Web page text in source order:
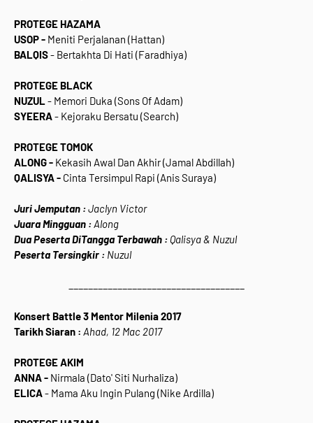
PROTEGE HAZAMA
USOP - Meniti Perjalanan (Hattan)
BALQIS- Bertakhta Di Hati (Faradhiya)
PROTEGE BLACK
NUZUL- Memori Duka (Sons Of Adam)
SYEERA- Kejoraku Bersatu (Search)
PROTEGE TOMOK
ALONG - Kekasih Awal Dan Akhir (Jamal Abdillah)
QALISYA - Cinta Tersimpul Rapi (Anis Suraya)
Juri Jemputan :Jaclyn Victor
Juara Mingguan :Along
Dua Peserta DiTangga Terbawah : Qalisya & Nuzul
Peserta Tersingkir : Nuzul
Konsert Battle 3 Mentor Milenia 2017
Tarikh Siaran : Ahad, 12 Mac 2017
PROTEGE AKIM
ANNA - Nirmala (Dato' Siti Nurhaliza)
ELICA- Mama Aku Ingin Pulang (Nike Ardilla)